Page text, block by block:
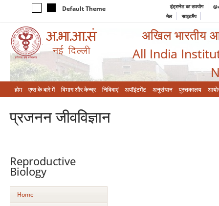
Default Theme इंट्रानेट का उपयोग
मेल
साइटमैप
अखिल भारतीय
All India
होम एम्‍स के बारे में विभाग और केन्‍द्र निविदाएं अपॉइंटमेंट अनुसंधान पुस्तकालय
प्रजनन जीवविज्ञान
Reproductive
Biology
Home